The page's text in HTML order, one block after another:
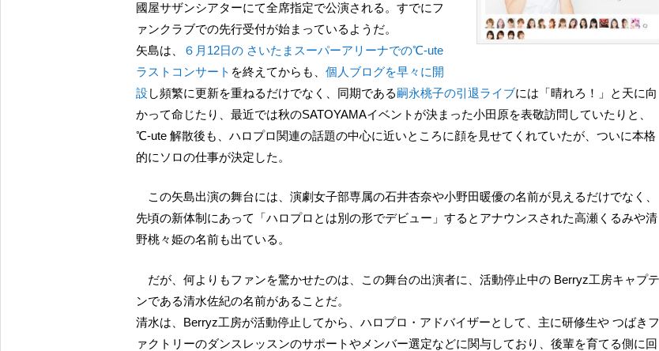
國屋サザンシアターにて全席指定で公演される。すでにフ
ァンクラブでの先行受付が始まっているようだ。
矢島は、
６月12日の さいたまスーパーアリーナでの℃-ute
ラストコンサート を終えてからも、 個人ブログを早々に開
設し頻繁に更新を重ねるだけでなく、同期である嗣永桃子の引退ライブには「晴れろ！」と天に向
かって命じたり、最近では秋のSATOYAMAイベントが決まった小田原を表敬訪問していたりと、
℃-ute 解散後も、ハロプロ関連の話題の中心に近いところに顔を見せてくれていたが、ついに本格
的にソロの仕事が決定した。
この矢島出演の舞台には、演劇女子部専属の石井杏奈や小野田暖優の名前が見えるだけでなく、
先頃の新体制にあって「ハロプロとは別の形でデビュー」するとアナウンスされた高瀬くるみや清
野桃々姫の名前も出ている。
だが、何よりもファンを驚かせたのは、この舞台の出演者に、活動停止中の Berryz工房キャプテ
ンである清水佐紀の名前があることだ。
清水は、Berryz工房が活動停止してから、ハロプロ・アドバイザーとして、主に研修生や つばきフ
ァクトリーのダンスレッスンのサポートやメンバー選定などに関与しており、後輩を育てる側に回